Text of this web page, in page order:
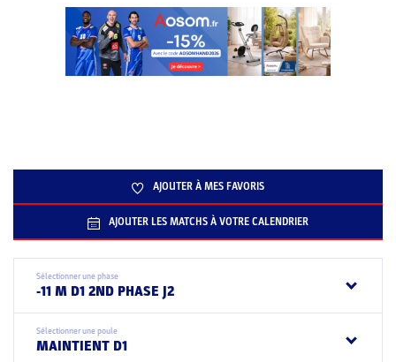
AJOUTER À MES FAVORIS
AJOUTER LES MATCHS À VOTRE CALENDRIER
Sélectionner une phase
-11 M D1 2ND PHASE J2
Sélectionner une poule
MAINTIENT D1